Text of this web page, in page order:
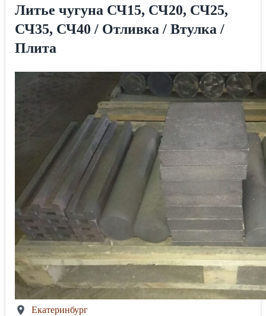
Литье чугуна СЧ15, СЧ20, СЧ25,
СЧ35, СЧ40 / Отливка / Втулка /
Плита
Екатеринбург